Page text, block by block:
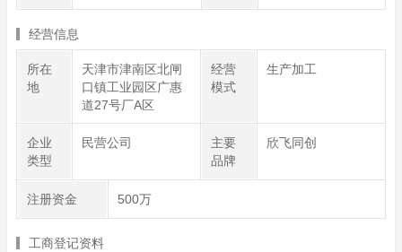
经营信息
所在
地
天津市津南区北闸
口镇工业园区广惠
道27号厂A区
经营
模式
生产加工
企业
类型
民营公司
主要
品牌
欣飞同创
注册资金 500万
工商登记资料